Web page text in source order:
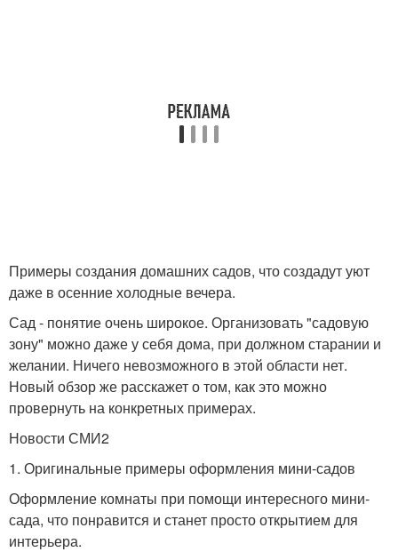
Примеры создания домашних садов, что создадут уют
даже в осенние холодные вечера.
Сад - понятие очень широкое. Организовать "садовую
зону" можно даже у себя дома, при должном старании и
желании. Ничего невозможного в этой области нет.
Новый обзор же расскажет о том, как это можно
провернуть на конкретных примерах.
Новости СМИ2
1. Оригинальные примеры оформления мини-садов
Оформление комнаты при помощи интересного мини-
сада, что понравится и станет просто открытием для
интерьера.